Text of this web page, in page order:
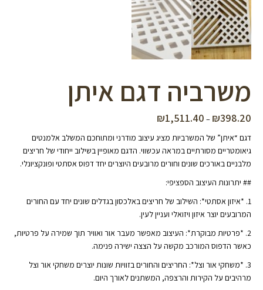
משרביה דגם איתן
₪398.20
–
₪1,511.40
עד
דגם “איתן” של המשרביות מציג עיצוב מודרני ומתוחכם המשלב אלמנטים
גיאומטריים מסורתיים במראה עכשווי. הדגם מאופיין בשילוב ייחודי של חריצים
מלבניים באורכים שונים וחורים מרובעים היוצרים יחד דפוס אסתטי ופונקציונלי.
## יתרונות העיצוב הספציפי:
1. *איזון אסתטי*: השילוב של חריצים באלכסון בגדלים שונים יחד עם החורים
המרובעים יוצר איזון ויזואלי ועניין לעין.
2. *פרטיות מבוקרת*: העיצוב מאפשר מעבר אור ואוויר תוך שמירה על פרטיות,
כאשר הדפוס המורכב מקשה על הצצה ישירה פנימה.
3. *משחקי אור וצל*: החריצים והחורים בזוויות שונות יוצרים משחקי אור וצל
מרהיבים על הקירות והרצפה, המשתנים לאורך היום.